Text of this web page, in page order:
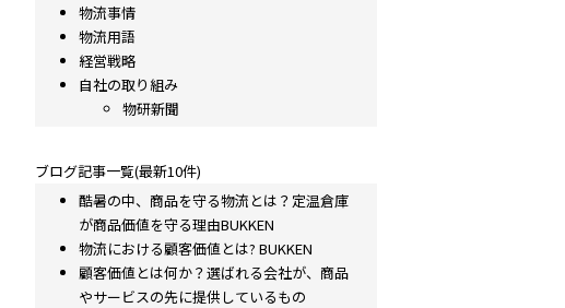
物流事情
物流用語
経営戦略
自社の取り組み
物研新聞
ブログ記事一覧(最新10件)
酷暑の中、商品を守る物流とは？定温倉庫
が商品価値を守る理由BUKKEN
物流における顧客価値とは? BUKKEN
顧客価値とは何か？選ばれる会社が、商品
やサービスの先に提供しているもの